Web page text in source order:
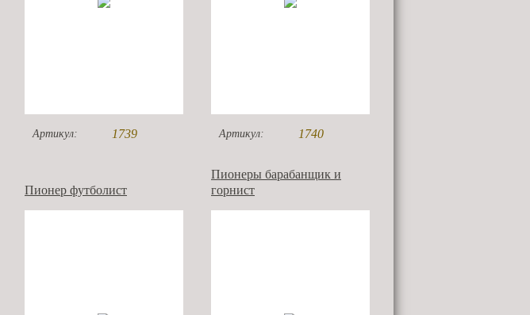
Артикул: 1739 Артикул: 1740
Пионер футболист
Пионеры барабанщик и
горнист